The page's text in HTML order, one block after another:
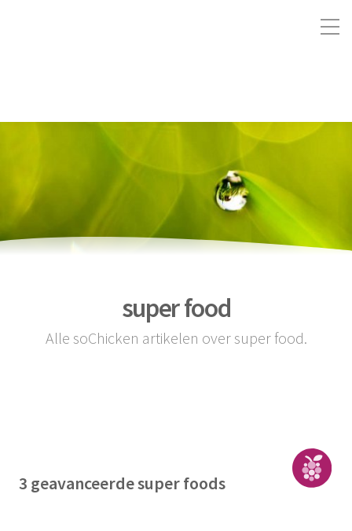
super food
Alle soChicken artikelen over super food.
3 geavanceerde super foods